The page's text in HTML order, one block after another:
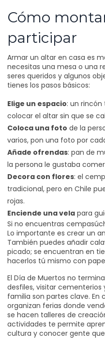
Cómo
participar
Armar un altar en casa es
necesitas una mesa o una
seres queridos y algunos
tienes los pasos básicos:
Elige un espacio: un
colocar el altar sin que se
Coloca una foto de la
varios, pon una foto por
Añade ofrendas: pan de
la persona le gustaba
Decora con flores: el
tradicional, pero en Chile
rojas.
Enciende una vela para
Si no encuentras
Lo importante es crear un
También puedes añadir
picado; se encuentran en
hacerlos tú mismo con
El Día de Muertos no
desfiles, visitar
familia son partes clave. En
organizan ferias donde
se hacen talleres de
actividades te permite
cultura y conocer gente